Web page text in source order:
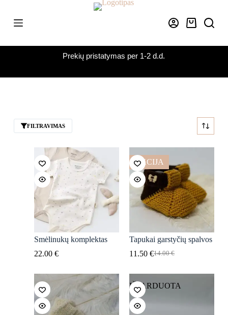
content
Krepšelis
Prekių pristatymas per 1-2 d.d.
FILTRAVIMAS
Smėlinukų komplektas
22.00 €
AKCIJA
Tapukai garstyčių spalvos
14.00€
Original
was:
14.00 €.
11.50 €Current
is:
11.50 €.
IŠPARDUOTA